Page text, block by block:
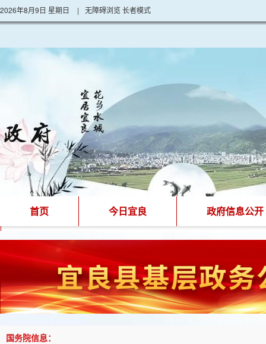
2026年8月9日 星期日 | 无障碍浏览长者模式
首页 今日宜良 政府信息公开
国务院信息：